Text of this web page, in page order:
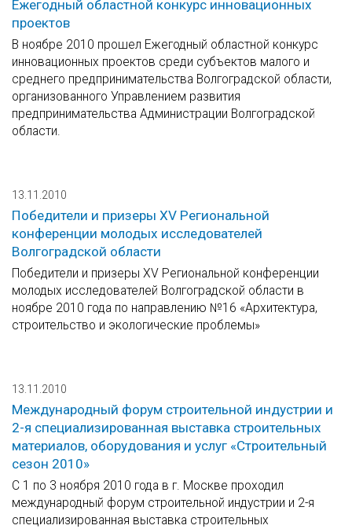
Ежегодный областной конкурс инновационных
проектов
В ноябре 2010 прошел Ежегодный областной конкурс
инновационных проектов среди субъектов малого и
среднего предпринимательства Волгоградской области,
организованного Управлением развития
предпринимательства Администрации Волгоградской
области.
13.11.2010
Победители и призеры XV Региональной
конференции молодых исследователей
Волгоградской области
Победители и призеры XV Региональной конференции
молодых исследователей Волгоградской области в
ноябре 2010 года по направлению №16 «Архитектура,
строительство и экологические проблемы»
13.11.2010
Международный форум строительной индустрии и
2-я специализированная выставка строительных
материалов, оборудования и услуг «Строительный
сезон 2010»
С 1 по 3 ноября 2010 года в г. Москве проходил
международный форум строительной индустрии и 2-я
специализированная выставка строительных